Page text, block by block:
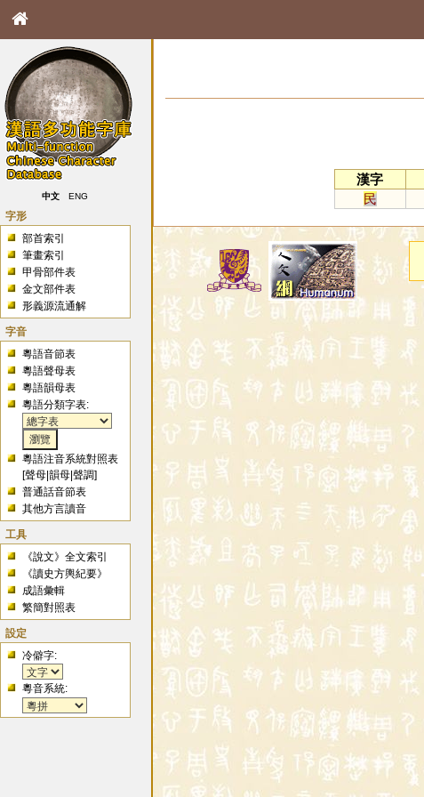
中文 ENG
字形
部首索引
筆畫索引
甲骨部件表
金文部件表
形義源流通解
字音
粵語音節表
粵語聲母表
粵語韻母表
粵語分類字表:
粵語注音系統對照表
[聲母 |韻母 |聲調]
普通話音節表
其他方言讀音
工具
《說文》全文索引
《讀史方輿紀要》
成語彙輯
繁簡對照表
設定
冷僻字:
粵音系統:
漢字
民